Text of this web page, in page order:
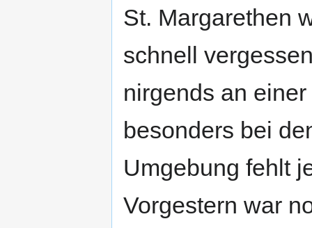
St. Margarethen
schnell
nirgends an
besonders bei
Umgebung fehlt
Vorgestern war